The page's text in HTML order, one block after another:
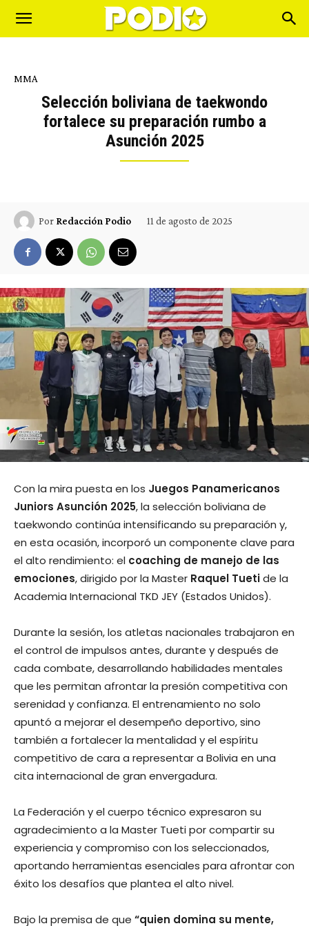
MMA
Selección boliviana de taekwondo
fortalece su preparación rumbo a
Asunción 2025
Por Redacción Podio 11 de agosto de 2025
Con la mira puesta en los Juegos Panamericanos
Juniors Asunción 2025, la selección boliviana de
taekwondo continúa intensificando su preparación y,
en esta ocasión, incorporó un componente clave para
el alto rendimiento: el coaching de manejo de las
emociones, dirigido por la Master Raquel Tuetide la
Academia Internacional TKD JEY (Estados Unidos).
Durante la sesión, los atletas nacionales trabajaron en
el control de impulsos antes, durante y después de
cada combate, desarrollando habilidades mentales
que les permitan afrontar la presión competitiva con
serenidad y confianza. El entrenamiento no solo
apuntó a mejorar el desempeño deportivo, sino
también a fortalecer la mentalidad y el espíritu
competitivo de cara a representar a Bolivia en una
cita internacional de gran envergadura.
La Federación y el cuerpo técnico expresaron su
agradecimiento a la Master Tueti por compartir su
experiencia y compromiso con los seleccionados,
aportando herramientas esenciales para afrontar con
éxito los desafíos que plantea el alto nivel.
Bajo la premisa de que “quien domina su mente,